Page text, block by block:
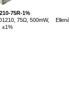
75R-1%
75Ω, 500mW,
±1%